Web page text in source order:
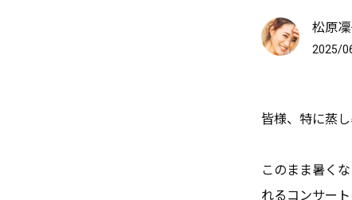
松原
2025/
皆様、特に蒸
このまま暑く
れるコンサー